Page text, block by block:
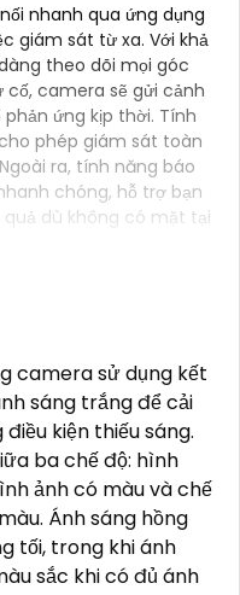
nhanh qua ứng dụng
giám sát từ xa. Với khả
theo dõi mọi góc
cố, camera sẽ gửi cảnh
ứng kịp thời. Tính
phép giám sát toàn
ra, tính năng báo
chóng, hỗ trợ bạn
dù không có mặt tại
chọn tối ưu cho hệ
năng nhận diện
hình ảnh. Nhờ vào
phát hiện đối tượng,
chuyển động với
sát không chỉ giúp
còn tăng cường
yêu cầu khắt khe
camera sử dụng kết
sáng trắng để cải
kiện thiếu sáng.
ba chế độ: hình
ảnh có màu và chế
Ánh sáng hồng
tối, trong khi ánh
sắc khi có đủ ánh